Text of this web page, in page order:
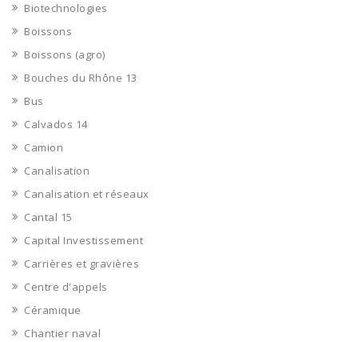
Biotechnologies
Boissons
Boissons (agro)
Bouches du Rhône 13
Bus
Calvados 14
Camion
Canalisation
Canalisation et réseaux
Cantal 15
Capital Investissement
Carrières et gravières
Centre d'appels
Céramique
Chantier naval